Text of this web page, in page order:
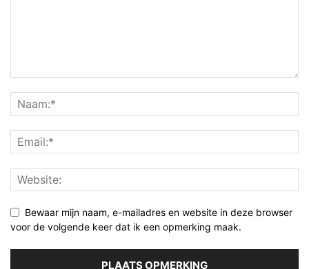
Bewaar mijn naam, e-mailadres en website in deze browser
voor de volgende keer dat ik een opmerking maak.